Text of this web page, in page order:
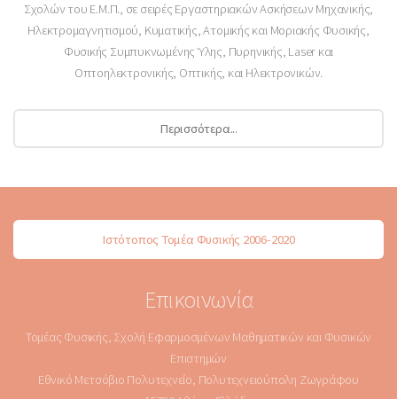
Σχολών του Ε.Μ.Π., σε σειρές Εργαστηριακών Ασκήσεων Μηχανικής,
Ηλεκτρομαγνητισμού, Κυματικής, Ατομικής και Μοριακής Φυσικής,
Φυσικής Συμπυκνωμένης Ύλης, Πυρηνικής, Laser και
Οπτοηλεκτρονικής, Οπτικής, και Ηλεκτρονικών.
Περισσότερα...
Ιστότοπος Τομέα Φυσικής 2006-2020
Επικοινωνία
Τομέας Φυσικής, Σχολή Εφαρμοσμένων Μαθηματικών και Φυσικών
Επιστημών
Εθνικό Μετσόβιο Πολυτεχνείο, Πολυτεχνειούπολη Ζωγράφου